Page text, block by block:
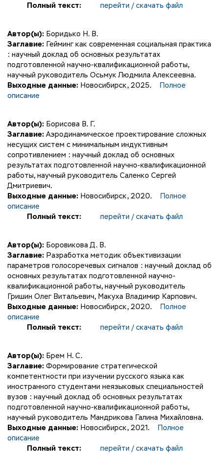
Полный текст: перейти / скачать файл
Автор(ы): Боридько Н. В.
Заглавие: Гейминг как современная социальная практика
: научный доклад об основных результатах
подготовленной научно-квалификационной работы,
научный руководитель Осьмук Людмила Алексеевна.
Выходные данные: Новосибирск, 2025.
Полное
описание
Автор(ы): Борисова В. Г.
Заглавие: Аэродинамическое проектирование сложных
несущих систем с минимальным индуктивным
сопротивлением : научный доклад об основных
результатах подготовленной научно-квалификационной
работы, научный руководитель Саленко Сергей
Дмитриевич.
Выходные данные: Новосибирск, 2020.
Полное
описание
Полный текст:
перейти / скачать файл
Автор(ы): Боровикова Д. В.
Заглавие: Разработка методик объективизации
параметров голосоречевых сигналов : научный доклад об
основных результатах подготовленной научно-
квалификационной работы, научный руководитель
Гришин Олег Витальевич, Макуха Владимир Карпович.
Выходные данные: Новосибирск, 2020.
Полное
описание
Полный текст:
перейти / скачать файл
Автор(ы): Брем Н. С.
Заглавие: Формирование стратегической
компетентности при изучении русского языка как
иностранного студентами неязыковых специальностей
вузов : научный доклад об основных результатах
подготовленной научно-квалификационной работы,
научный руководитель Мандрикова Галина Михайловна.
Выходные данные: Новосибирск, 2021.
Полное
описание
Полный текст:
перейти / скачать файл